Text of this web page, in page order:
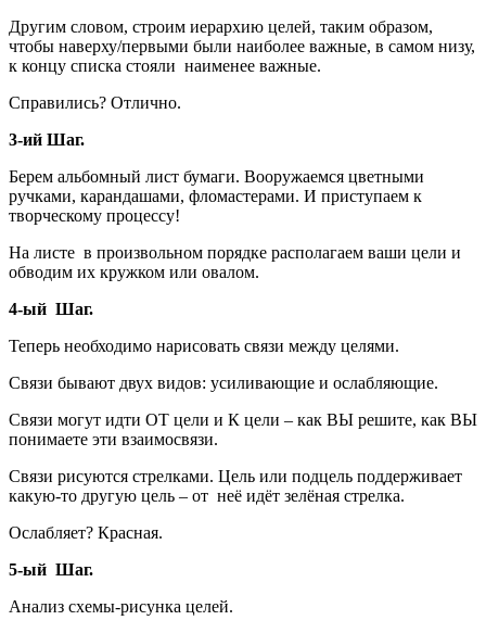
Другим словом, строим иерархию целей, таким образом,
чтобы наверху/первыми были наиболее важные, в самом низу,
к концу списка стояли наименее важные.
Справились? Отлично.
3-ий Шаг.
Берем альбомный лист бумаги. Вооружаемся цветными
ручками, карандашами, фломастерами. И приступаем к
творческому процессу!
На листе в произвольном порядке располагаем ваши цели и
обводим их кружком или овалом.
4-ый Шаг.
Теперь необходимо нарисовать связи между целями.
Связи бывают двух видов: усиливающие и ослабляющие.
Связи могут идти ОТ цели и К цели – как ВЫ решите, как ВЫ
понимаете эти взаимосвязи.
Связи рисуются стрелками. Цель или подцель поддерживает
какую-то другую цель – от неё идёт зелёная стрелка.
Ослабляет? Красная.
5-ый Шаг.
Анализ схемы-рисунка целей.